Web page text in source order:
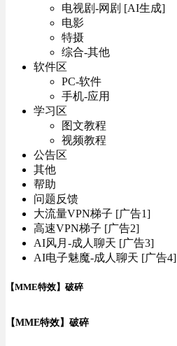
电视剧-网剧 [AI生成]
电影
特摄
综合-其他
软件区
PC-软件
手机-应用
学习区
图文教程
视频教程
公告区
其他
帮助
问题反馈
大流量VPN梯子 [广告1]
高速VPN梯子 [广告2]
AI风月-成人聊天 [广告3]
AI电子魅魔-成人聊天 [广告4]
【MME特效】破碎
【MME特效】破碎